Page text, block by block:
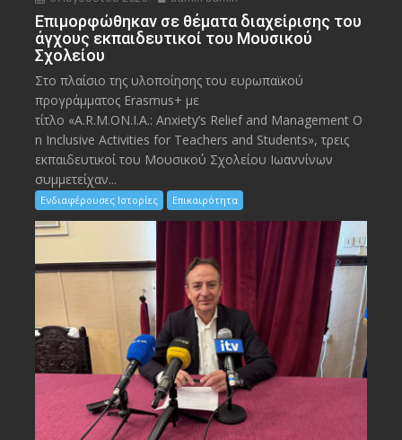
Eπιμορφώθηκαν σε θέματα διαχείρισης του
άγχους εκπαιδευτικοί του Μουσικού
Σχολείου
Στο πλαίσιο της υλοποίησης του ευρωπαϊκού
προγράμματος Erasmus+ με
τίτλο «A.R.M.ON.I.A.: Anxiety’s Relief and Management O
n Inclusive Activities for Teachers and Students», τρεις
εκπαιδευτικοί του Μουσικού Σχολείου Ιωαννίνων
συμμετείχαν...
Ενδιαφέρουσες Ιστορίες Επικαιρότητα